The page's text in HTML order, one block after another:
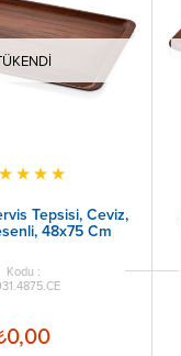
Tepsisi, Ceviz,
48x75 Cm
★★★★